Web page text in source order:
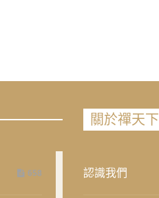
658
關於禪天下
認識我們